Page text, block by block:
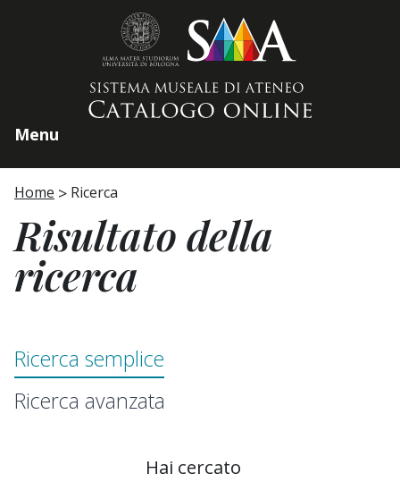
Menu
Home Ricerca
Risultato della
ricerca
Ricerca semplice
Ricerca avanzata
Hai cercato